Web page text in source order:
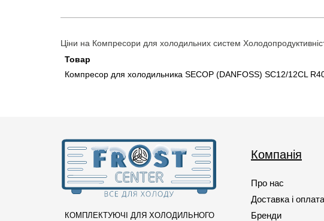
113 (1)
1172 (2)
118 (1)
(1)
120 (1)
Ціни на Компресори для холодильних систем
Товар
Компресор для холодильника SECOP (DANFOSS) SC12/12CL
КОМПЛЕКТУЮЧІ ДЛЯ ХОЛОДИЛЬНОГО
Компанія
Про нас
Доставка і оплата
Бренди